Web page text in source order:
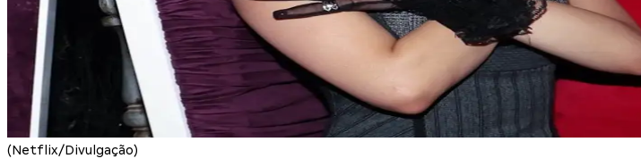
(Netflix/Divulgação)